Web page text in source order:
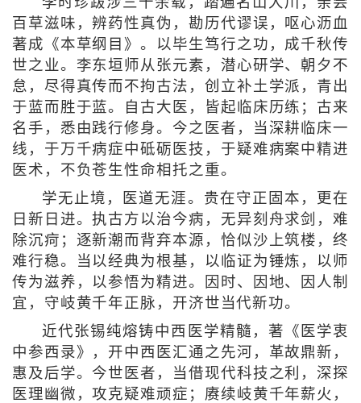
百草滋味，辨药性真伪，勘历代谬误，呕心沥血
著成《本草纲目》。以毕生笃行之功，成千秋传
世之业。李东垣师从张元素，潜心研学、朝夕不
怠，尽得真传而不拘古法，创立补土学派，青出
于蓝而胜于蓝。自古大医，皆起临床历练；古来
名手，悉由践行修身。今之医者，当深耕临床一
线，于万千病症中砥砺医技，于疑难病案中精进
医术，不负苍生性命相托之重。
学无止境，医道无涯。贵在守正固本，更在
日新日进。执古方以治今病，无异刻舟求剑，难
除沉疴；逐新潮而背弃本源，恰似沙上筑楼，终
难行稳。当以经典为根基，以临证为锤炼，以师
传为滋养，以参悟为精进。因时、因地、因人制
宜，守岐黄千年正脉，开济世当代新功。
近代张锡纯熔铸中西医学精髓，著《医学衷
中参西录》，开中西医汇通之先河，革故鼎新，
惠及后学。今世医者，当借现代科技之利，深探
医理幽微，攻克疑难顽症；赓续岐黄千年薪火，